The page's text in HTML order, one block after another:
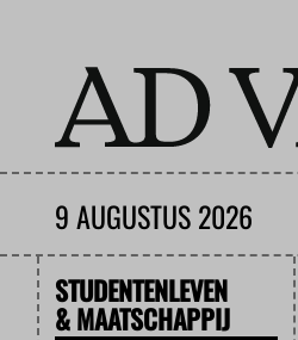
9 AUGUSTUS 2026
STUDENTENLEVEN
& MAATSCHAPPIJ